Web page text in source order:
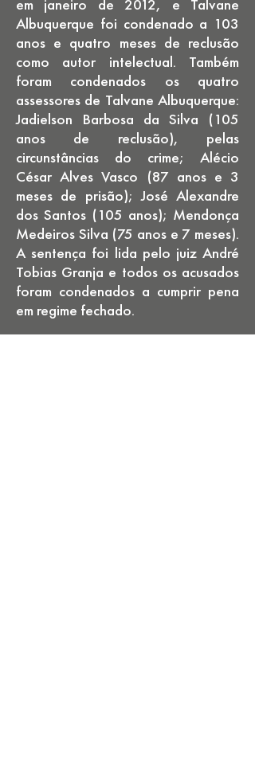
em janeiro de 2012, e Talvane
Albuquerque foi condenado a 103
anos e quatro meses de reclusão
como autor intelectual. Também
foram condenados os quatro
assessores de Talvane Albuquerque:
Jadielson Barbosa da Silva (105
anos de reclusão), pelas
circunstâncias do crime; Alécio
César Alves Vasco (87 anos e 3
meses de prisão); José Alexandre
dos Santos (105 anos); Mendonça
Medeiros Silva (75 anos e 7 meses).
A sentença foi lida pelo juiz André
Tobias Granja e todos os acusados
foram condenados a cumprir pena
em regime fechado.